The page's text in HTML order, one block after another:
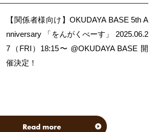
【関係者様向け】OKUDAYA BASE 5th A
nniversary 「をんがくべーす」 2025.06.2
7（FRI）18:15〜 @OKUDAYA BASE 開
催決定！
Read more